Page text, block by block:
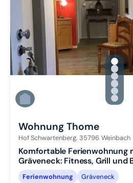
Zu
Zu
Zu
Zu
Zu
Zu
Wohnung Thome
Hof Schwartenberg, 35796 Weinbach
Komfortable Ferienwohnung
Gräveneck: Fitness, Grill und
Ferienwohnung
Gräveneck